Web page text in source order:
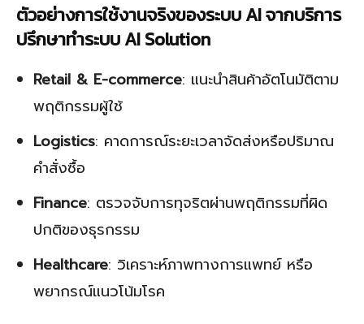
ตัวอย่างการใช้งานจริงของระบบ AI จากบริการ
ปรึกษาทำระบบ AI Solution
Retail & E-commerce: แนะนำสินค้าอัตโนมัติตาม
พฤติกรรมผู้ใช้
Logistics: คาดการณ์ระยะเวลาจัดส่งหรือปริมาณ
คำสั่งซื้อ
Finance: ตรวจจับการทุจริตผ่านพฤติกรรมที่ผิด
ปกติของธุรกรรม
Healthcare: วิเคราะห์ภาพทางการแพทย์ หรือ
พยากรณ์แนวโน้มโรค